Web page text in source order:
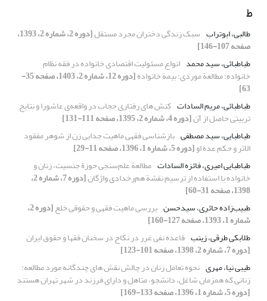
ط
طالبی، ابوتراب سبک زندگی دختران مجرد مستقل [دوره 2، شماره 2، 1393،
صفحه 107-146]
طباطبائی، سید محمد انواع مسئولیت اقتصادی خانواده در فقه نظام
خانواده؛ مطالعة موردی: بیمة خانواده [دوره 12، شماره 2، 1403، صفحه 35-
63]
طباطبائی، مریم السادات کنش های رفتاری حجاب در واقعه‌ی عاشورا و نتایج
تربیتی حاصل از آن[دوره 4، شماره 2، 1395، صفحه 111-131]
طباطبایی، سید مصطفی بازشناسی فقهی ماهیت جدایی زن از شوهر مفقود
الاثر و حکم عده او[دوره 5، شماره 1، 1396، صفحه 11-29]
طباطبایی امیری، فائزه السادات مطالعة علم‌سنجی حوزة جنسیت، زنان و
خانواده با استفاده از ترسیم نقشة هم‌رخدادی واژگان [دوره 7، شماره 2،
1398، صفحه 31-60]
طبیب‌زاده حائری، سید‌حسن بررسی ماهیت فقهی و حقوقی خلع [دوره 2،
شماره 1، 1393، صفحه 127-160]
طلابکی طرقی، زینب قاعده نفی غرر در نکاح در سخنان فقها و حقوق ایران
[دوره 7، شماره 2، 1398، صفحه 101-123]
طیبی نیا، مهری نحوه تعامل زنان در چالش نقش های چندگانه مورد مطالعه:
زنانی که همزمان شاغل، دانشجو، متاهل و دارای فرزند در شهر تهران هستند
[دوره 5، شماره 1، 1396، صفحه 133-169]